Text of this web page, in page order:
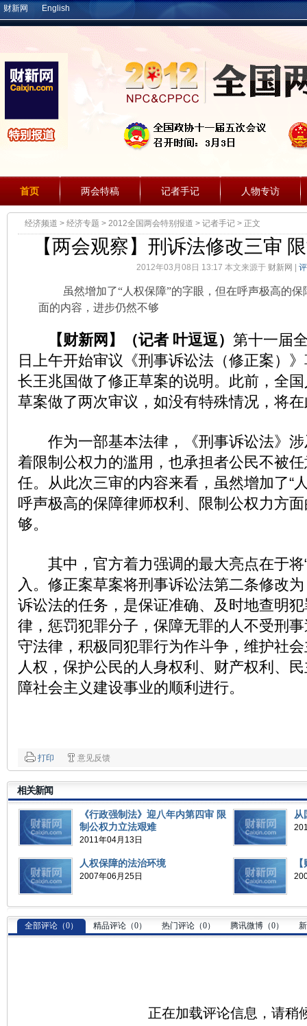
财新网 English
首页 两会特稿 记者手记 人物专访
经济频道 > 经济专题 > 2012全国两会特别报道 > 记者手记 > 正文
【两会观察】刑诉法修改三审
2012年03月08日 13:17 本文来源于 财新网
虽然增加了“人权保障”的字眼，但在呼声极高的保
面的内容，进步仍然不够
【财新网】（记者 叶逗逗） 第十一届
日上午开始审议《刑事诉讼法（修正案）
长王兆国做了修正草案的说明。此前，全
草案做了两次审议，如没有特殊情况，将
作为一部基本法律，《刑事诉讼法》涉
着限制公权力的滥用，也承担者公民不被
任。从此次三审的内容来看，虽然增加了“
呼声极高的保障律师权利、限制公权力方
够。
其中，官方着力强调的最大亮点在于将“
入。修正案草案将刑事诉讼法第二条修改
诉讼法的任务，是保证准确、及时地查明
律，惩罚犯罪分子，保障无罪的人不受刑
守法律，积极同犯罪行为作斗争，维护社
人权，保护公民的人身权利、财产权利、
障社会主义建设事业的顺利进行。
打印 意见反馈
相关新闻
《行政强制法》迎八年内第四审 限
制公权力立法艰难
2011年04月13日
从
人权保障的法治环境
2007年06月25日
全部评论（0） 精品评论（0） 热门评论（0） 腾讯微博（0）
正在加载评论信息，请稍